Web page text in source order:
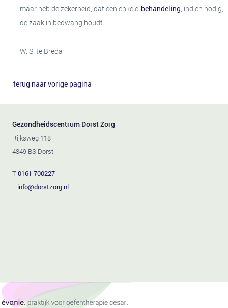
maar heb de zekerheid, dat een enkele behandeling, indien nodig,
de zaak in bedwang houdt.
W. S. te Breda
terug naar vorige pagina
Gezondheidscentrum Dorst Zorg
Rijksweg 118
4849 BS Dorst
T0161 700227
E info@dorstzorg.nl
TERUG